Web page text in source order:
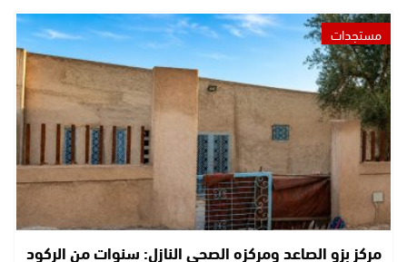
مستجدات
مركز بزو الصاعد ومركزه الصحي النازل: سنوات من الركود